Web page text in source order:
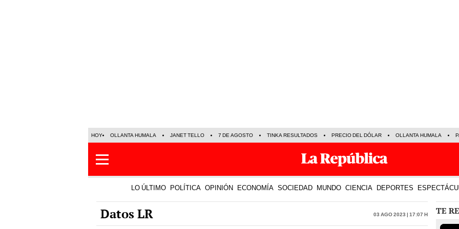
HOY OLLANTA HUMALA JANET TELLO 7 DE AGOSTO TINKA RESULTADOS PRECIO DEL DÓLAR OLLANTA HUMALA
LO ÚLTIMO POLÍTICA OPINIÓN ECONOMÍA SOCIEDAD MUNDO CIENCIA DEPORTES
Datos LR 03 Ago 2023 | 17:07 h TE